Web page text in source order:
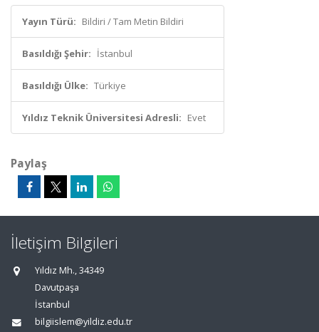
Yayın Türü: Bildiri / Tam Metin Bildiri
Basıldığı Şehir: İstanbul
Basıldığı Ülke: Türkiye
Yıldız Teknik Üniversitesi Adresli: Evet
Paylaş
İletişim Bilgileri
Yıldız Mh., 34349
Davutpaşa
İstanbul
bilgiislem@yildiz.edu.tr